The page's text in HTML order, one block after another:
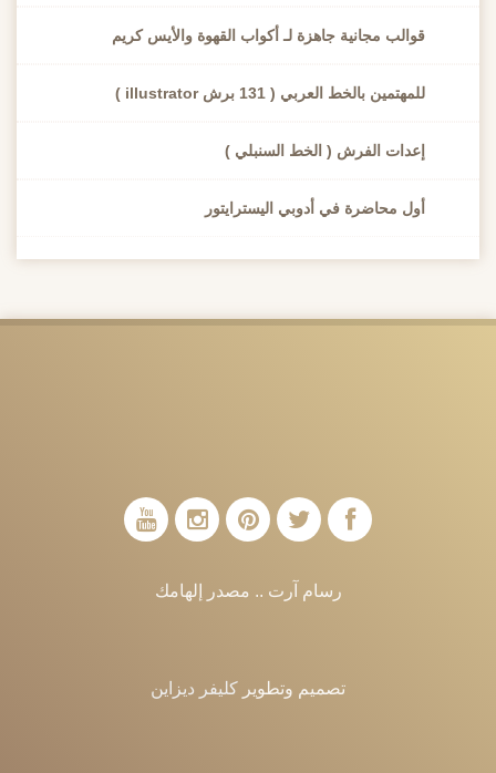
قوالب مجانية جاهزة لـ أكواب القهوة والأيس كريم
للمهتمين بالخط العربي ( 131 برش illustrator )
إعدات الفرش ( الخط السنبلي )
أول محاضرة في أدوبي اليسترايتور
رسام آرت .. مصدر إلهامك
تصميم وتطويركليفر ديزاين